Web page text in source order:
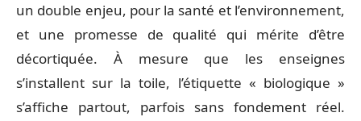
un double enjeu, pour la santé et l’environnement,
et une promesse de qualité qui mérite d’être
décortiquée. À mesure que les enseignes
s’installent sur la toile, l’étiquette « biologique »
s’affiche partout, parfois sans fondement réel.